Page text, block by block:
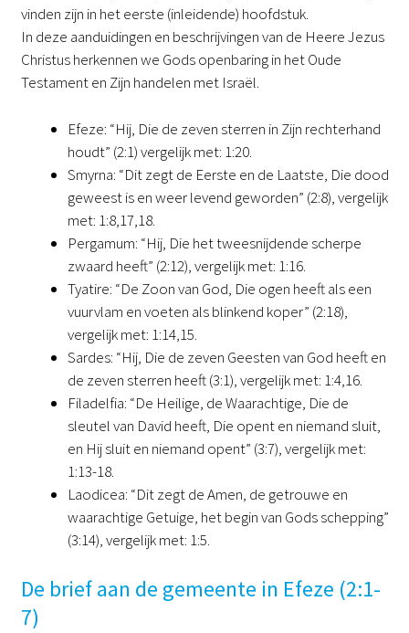
vinden zijn in het eerste (inleidende) hoofdstuk.
In deze aanduidingen en beschrijvingen van de Heere Jezus
Christus herkennen we Gods openbaring in het Oude
Testament en Zijn handelen met Israël.
Efeze: “Hij, Die de zeven sterren in Zijn rechterhand
houdt” (2:1) vergelijk met: 1:20.
Smyrna: “Dit zegt de Eerste en de Laatste, Die dood
geweest is en weer levend geworden” (2:8), vergelijk
met: 1:8,17,18.
Pergamum: “Hij, Die het tweesnijdende scherpe
zwaard heeft” (2:12), vergelijk met: 1:16.
Tyatire: “De Zoon van God, Die ogen heeft als een
vuurvlam en voeten als blinkend koper” (2:18),
vergelijk met: 1:14,15.
Sardes: “Hij, Die de zeven Geesten van God heeft en
de zeven sterren heeft (3:1), vergelijk met: 1:4,16.
Filadelfia: “De Heilige, de Waarachtige, Die de
sleutel van David heeft, Die opent en niemand sluit,
en Hij sluit en niemand opent” (3:7), vergelijk met:
1:13-18.
Laodicea: “Dit zegt de Amen, de getrouwe en
waarachtige Getuige, het begin van Gods schepping”
(3:14), vergelijk met: 1:5.
De brief aan de gemeente in Efeze (2:1-
7)